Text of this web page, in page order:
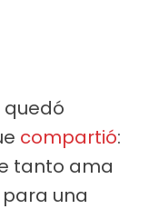
quedó
compartió:
tanto ama
una